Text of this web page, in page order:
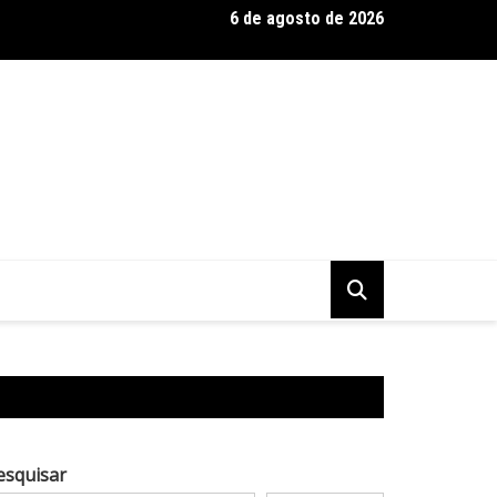
Baseadas em Plantas: Qualidade Importa Mais Que Quantidade,
6 de agosto de 2026